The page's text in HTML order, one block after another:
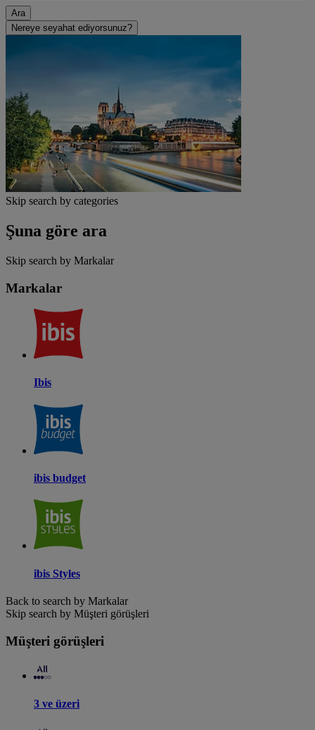
Ara
Nereye seyahat ediyorsunuz?
Skip search by categories
Şuna göre ara
Skip search by Markalar
Markalar
Ibis
ibis budget
ibis Styles
Back to search by Markalar
Skip search by Müşteri görüşleri
Müşteri görüşleri
3 ve üzeri